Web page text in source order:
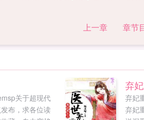
上一章 章节
关于超现代
布，求各位读
弃
弃妃
弃妃